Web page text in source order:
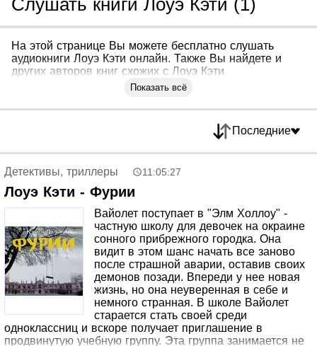
Слушать книги Лоуэ Кэти (1)
На этой странице Вы можете бесплатно слушать
аудиокниги Лоуэ Кэти онлайн. Также Вы найдете и
других авторов книг схожих с Лоуэ Кэти
Показать всё
Последние
Детективы, триллеры 11:05:27
Лоуэ Кэти - Фурии
Вайолет поступает в "Элм Холлоу" -
частную школу для девочек на окраине
сонного прибрежного городка. Она
видит в этом шанс начать все заново
после страшной аварии, оставив своих
демонов позади. Впереди у нее новая
жизнь, но она неуверенная в себе и
немного странная. В школе Вайолет
старается стать своей среди
одноклассниц и вскоре получает приглашение в
продвинутую учебную группу. Эта группа занимается не